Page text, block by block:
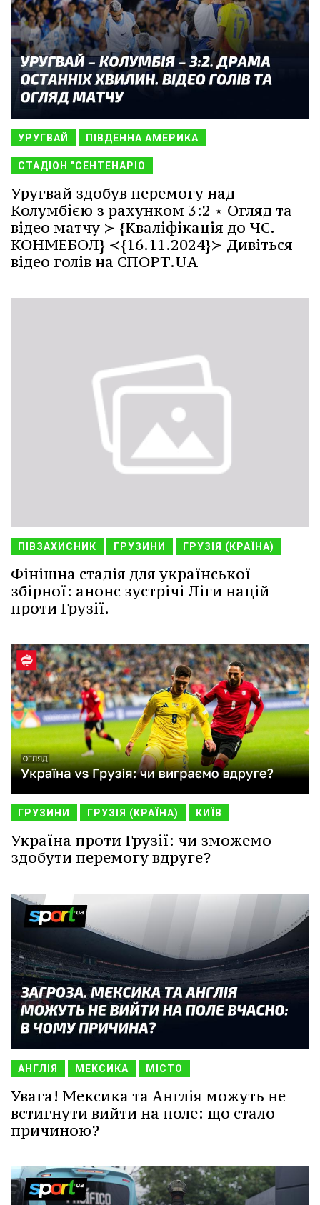
УРУГВАЙ ПІВДЕННА АМЕРИКА
СТАДІОН "СЕНТЕНАРІО
Уругвай здобув перемогу над
Колумбією з рахунком 3:2 ⋆ Огляд та
відео матчу ≻ {Кваліфікація до ЧС.
КОНМЕБОЛ} ≺{16.11.2024}≻ Дивіться
відео голів на СПОРТ.UA
ПІВЗАХИСНИК ГРУЗИНИ ГРУЗІЯ (КРАЇНА)
Фінішна стадія для української
збірної: анонс зустрічі Ліги націй
проти Грузії.
ГРУЗИНИ ГРУЗІЯ (КРАЇНА) КИЇВ
Україна проти Грузії: чи зможемо
здобути перемогу вдруге?
АНГЛІЯ МЕКСИКА МІСТО
Увага! Мексика та Англія можуть не
встигнути вийти на поле: що стало
причиною?